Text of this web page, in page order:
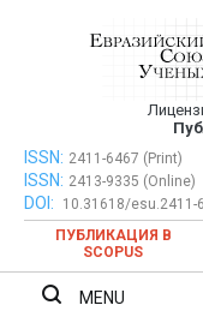
Евразийский Союз
ISSN: 2411-6467 (Print)
ISSN: 2413-9335 (Online)
DOI:
10.31618/esu.2411-
ПУБЛИКАЦИЯ В
SCOPUS
MENU